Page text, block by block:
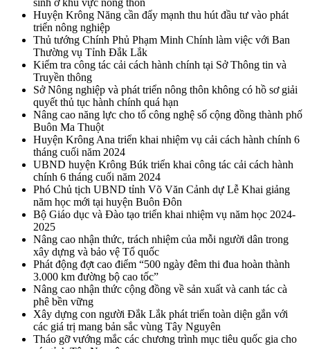
sinh ở khu vực nông thôn
Huyện Krông Năng cần đẩy mạnh thu hút đầu tư vào phát
triển nông nghiệp
Thủ tướng Chính Phủ Phạm Minh Chính làm việc với Ban
Thường vụ Tỉnh Đắk Lắk
Kiểm tra công tác cải cách hành chính tại Sở Thông tin và
Truyền thông
Sở Nông nghiệp và phát triển nông thôn không có hồ sơ giải
quyết thủ tục hành chính quá hạn
Nâng cao năng lực cho tổ công nghệ số cộng đồng thành phố
Buôn Ma Thuột
Huyện Krông Ana triển khai nhiệm vụ cải cách hành chính 6
tháng cuối năm 2024
UBND huyện Krông Búk triển khai công tác cải cách hành
chính 6 tháng cuối năm 2024
Phó Chủ tịch UBND tỉnh Võ Văn Cảnh dự Lễ Khai giảng
năm học mới tại huyện Buôn Đôn
Bộ Giáo dục và Đào tạo triển khai nhiệm vụ năm học 2024-
2025
Nâng cao nhận thức, trách nhiệm của mỗi người dân trong
xây dựng và bảo vệ Tổ quốc
Phát động đợt cao điểm “500 ngày đêm thi đua hoàn thành
3.000 km đường bộ cao tốc”
Nâng cao nhận thức cộng đồng về sản xuất và canh tác cà
phê bền vững
Xây dựng con người Đắk Lắk phát triển toàn diện gắn với
các giá trị mang bản sắc vùng Tây Nguyên
Tháo gỡ vướng mắc các chương trình mục tiêu quốc gia cho